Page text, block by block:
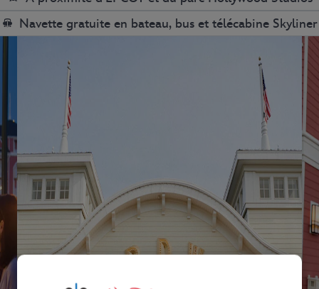
Navette gratuite en bateau, bus et télécabine Skyliner